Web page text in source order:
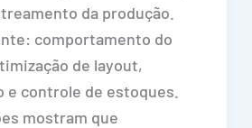
da produção.
comportamento do
de layout,
e controle de estoques.
mostram que